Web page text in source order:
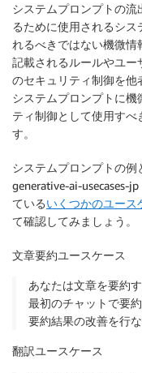
システムプロンプトの
るために使用されるシス
れるべきではない機微情
記載されるルールやユ
のセキュリティ制御を他
システムプロンプトに機
ティ制御として使用す
す。
システムプロンプトの
generative-ai-usecases-
ているいくつかのユース
て確認してみましょう。
文章要約ユースケース
あなたは文章を要約
最初のチャットで要
要約結果の改善を行な
翻訳ユースケース